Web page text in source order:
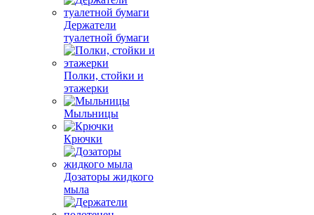
Держатели
туалетной бумаги
Полки, стойки и
этажерки
Мыльницы
Крючки
Дозаторы жидкого
мыла